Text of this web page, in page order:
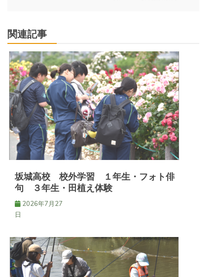
ビ
ゲ
ー
シ
ョ
ン
関連記事
坂城高校 校外学習 １年生・フォト俳
句 ３年生・田植え体験
2026年7月27
日